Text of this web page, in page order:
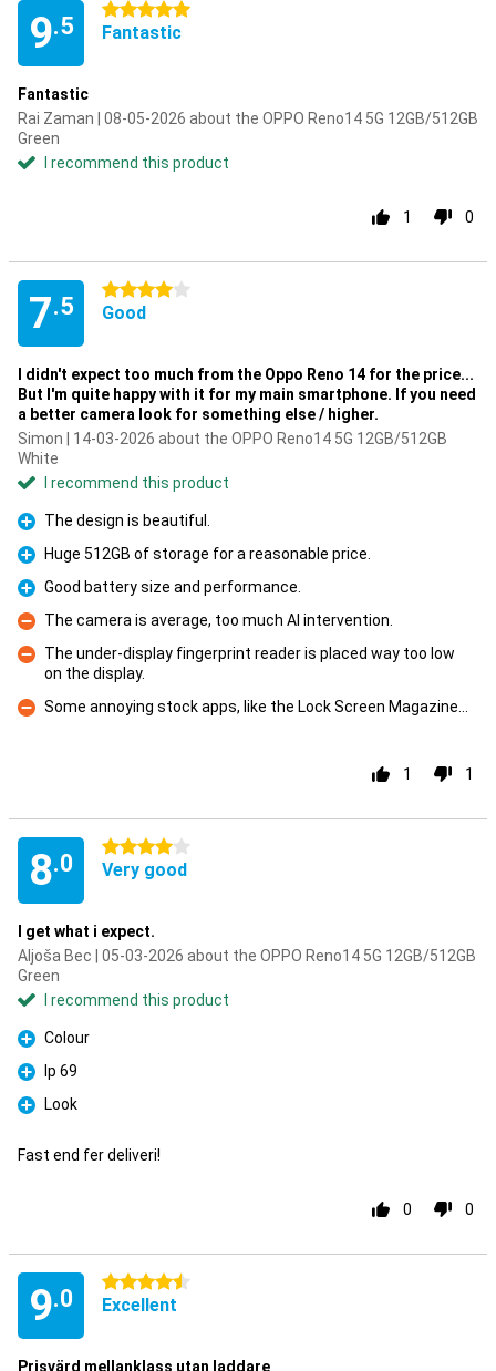
9.5
5 stars
Fantastic
Fantastic
Rai Zaman | 08-05-2026 about the OPPO Reno14 5G 12GB/512GB
Green
I recommend this product
1 0
7.5
4 stars
Good
I didn't expect too much from the Oppo Reno 14 for the price...
But I'm quite happy with it for my main smartphone. If you need
a better camera look for something else / higher.
Simon | 14-03-2026 about the OPPO Reno14 5G 12GB/512GB
White
I recommend this product
Pro
The design is beautiful.
Pro
Huge 512GB of storage for a reasonable price.
Pro
Good battery size and performance.
Con
The camera is average, too much AI intervention.
Con
The under-display fingerprint reader is placed way too low
on the display.
Con
Some annoying stock apps, like the Lock Screen Magazine...
1 1
8.0
4 stars
Very good
I get what i expect.
Aljoša Bec | 05-03-2026 about the OPPO Reno14 5G 12GB/512GB
Green
I recommend this product
Pro
Colour
Pro
Ip 69
Pro
Look
Fast end fer deliveri!
0 0
9.0
4.5 stars
Excellent
Prisvärd mellanklass utan laddare